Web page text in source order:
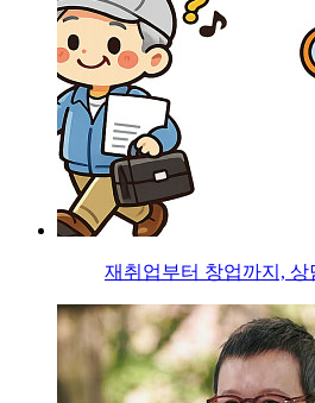
재취업부터 창업까지,